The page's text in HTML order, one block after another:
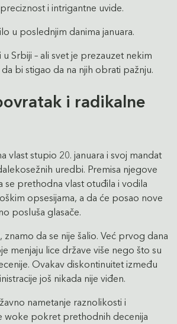
i intrigantne uvide.
u poslednjim danima januara.
Srbiji – ali svet je prezauzet nekim
bi stigao da na njih obrati pažnju.
i radikalne
vlast stupio 20. januara i svoj mandat
uredbi. Premisa njegove
se prethodna vlast otuđila i vodila
opsesijama, a da će posao nove
posluša glasače.
znamo da se nije šalio. Već prvog dana
menjaju lice države više nego što su
Ovakav diskontinuitet između
još nikada nije viđen.
nametanje raznolikosti i
woke pokret prethodnih decenija